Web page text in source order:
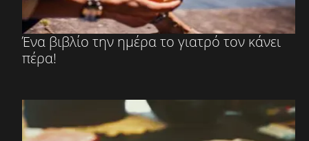
Ένα βιβλίο την ημέρα το γιατρό τον κάνει
πέρα!